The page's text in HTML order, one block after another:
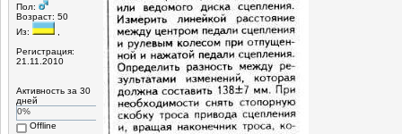
Пол:
Возраст: 50
Из:
Регистрация:
21.11.2010
Активность за 30
дней
0%
Offline